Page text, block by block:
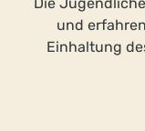
und
Einhaltung